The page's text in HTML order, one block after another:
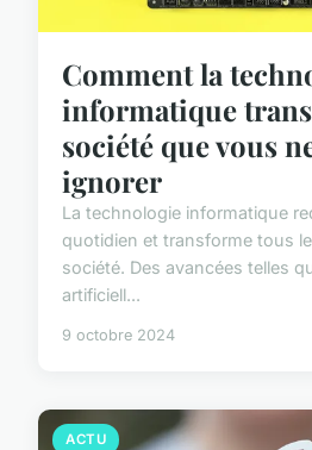
Comment la
informatique
société que vous
ignorer
La technologie informatique
quotidien et transforme tous
société. Des avancées telles
artificiell...
9 octobre 2024
ACTU